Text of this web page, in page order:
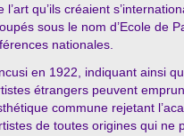
qu’ils créaient
sous le nom d’Ecole de
nationales.
en 1922, indiquant ainsi
étrangers peuvent
commune rejetant
de toutes origines qui ne